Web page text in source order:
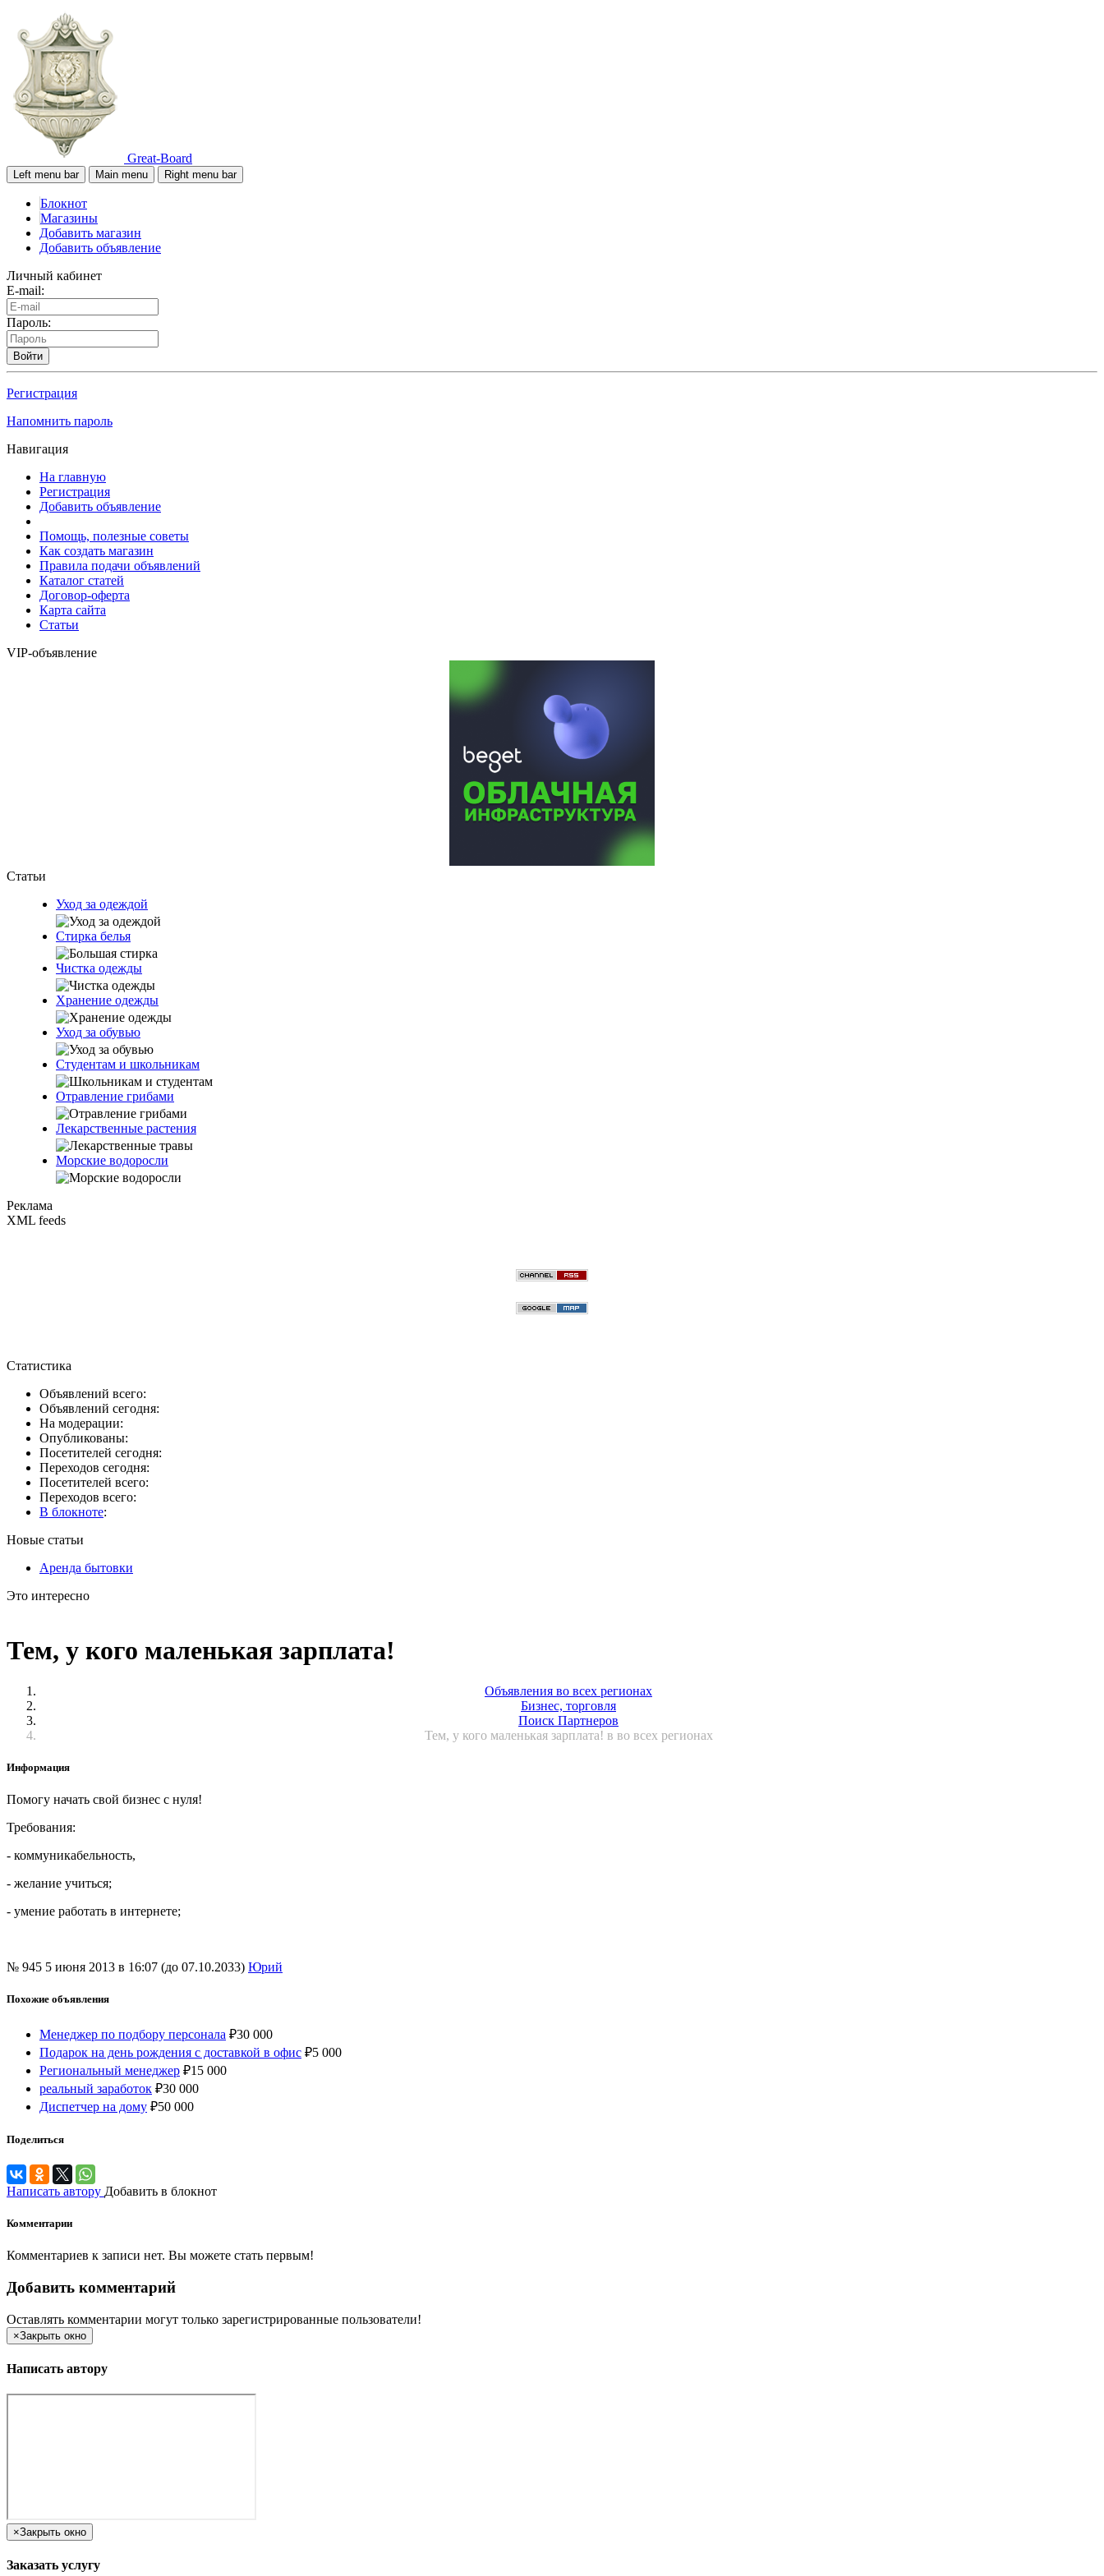
Great-Board
Left menu bar Main menu Right menu bar
Блокнот
Магазины
Добавить магазин
Добавить объявление
Личный кабинет
E-mail:
Пароль:
Войти
Регистрация
Напомнить пароль
Навигация
На главную
Регистрация
Добавить объявление
Помощь, полезные советы
Как создать магазин
Правила подачи объявлений
Каталог статей
Договор-оферта
Карта сайта
Статьи
VIP-объявление
Статьи
Уход за одеждой
Стирка белья
Чистка одежды
Хранение одежды
Уход за обувью
Студентам и школьникам
Отравление грибами
Лекарственные растения
Морские водоросли
Реклама
XML feeds
Статистика
Объявлений всего:
Объявлений сегодня:
На модерации:
Опубликованы:
Посетителей сегодня:
Переходов сегодня:
Посетителей всего:
Переходов всего:
В блокноте:
Новые статьи
Аренда бытовки
Это интересно
Тем, у кого маленькая зарплата!
Объявления во всех регионах
Бизнес, торговля
Поиск Партнеров
Тем, у кого маленькая зарплата! в во всех регионах
Информация
Помогу начать свой бизнес с нуля!
Требования:
- коммуникабельность,
- желание учиться;
- умение работать в интернете;
№ 945 5 июня 2013 в 16:07 (до 07.10.2033) Юрий
Похожие объявления
Менеджер по подбору персонала ₽30 000
Подарок на день рождения с доставкой в офис ₽5 000
Региональный менеджер ₽15 000
реальный заработок ₽30 000
Диспетчер на дому ₽50 000
Поделиться
Написать автору Добавить в блокнот
Комментарии
Комментариев к записи нет. Вы можете стать первым!
Добавить комментарий
Оставлять комментарии могут только зарегистрированные пользователи!
×Закрыть окно
Написать автору
×Закрыть окно
Заказать услугу